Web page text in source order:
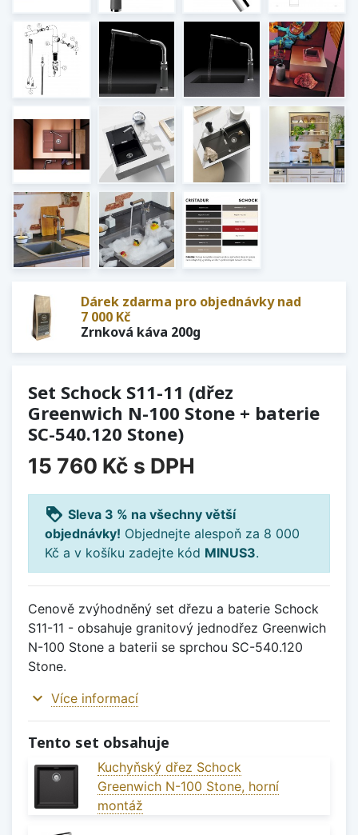
Dárek zdarma pro objednávky nad
7 000 Kč
Zrnková káva 200g
Set Schock S11-11 (dřez
Greenwich N-100 Stone + baterie
SC-540.120 Stone)
15 760 Kč s DPH
loyalty Sleva 3 % na všechny větší
objednávky! Objednejte alespoň za 8 000
Kč a v košíku zadejte kód MINUS3.
Cenově zvýhodněný set dřezu a baterie Schock
S11-11 - obsahuje granitový jednodřez Greenwich
N-100 Stone a baterii se sprchou SC-540.120
Stone.
expand_more Více informací
Tento set obsahuje
Kuchyňský dřez Schock
Greenwich N-100 Stone, horní
montáž